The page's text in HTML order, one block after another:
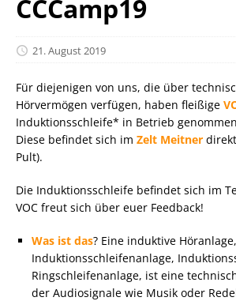
CCCamp19
21. August 2019
Für diejenigen von uns, die über
Hörvermögen verfügen, haben fleißige
Induktionsschleife* in Betrieb
Diese befindet sich im Zelt Meitner
Pult).
Die Induktionsschleife befindet sich im
VOC freut sich über euer Feedback!
Was ist das? Eine induktive
Induktionsschleifenanlage,
Ringschleifenanlage, ist eine
der Audiosignale wie Musik oder